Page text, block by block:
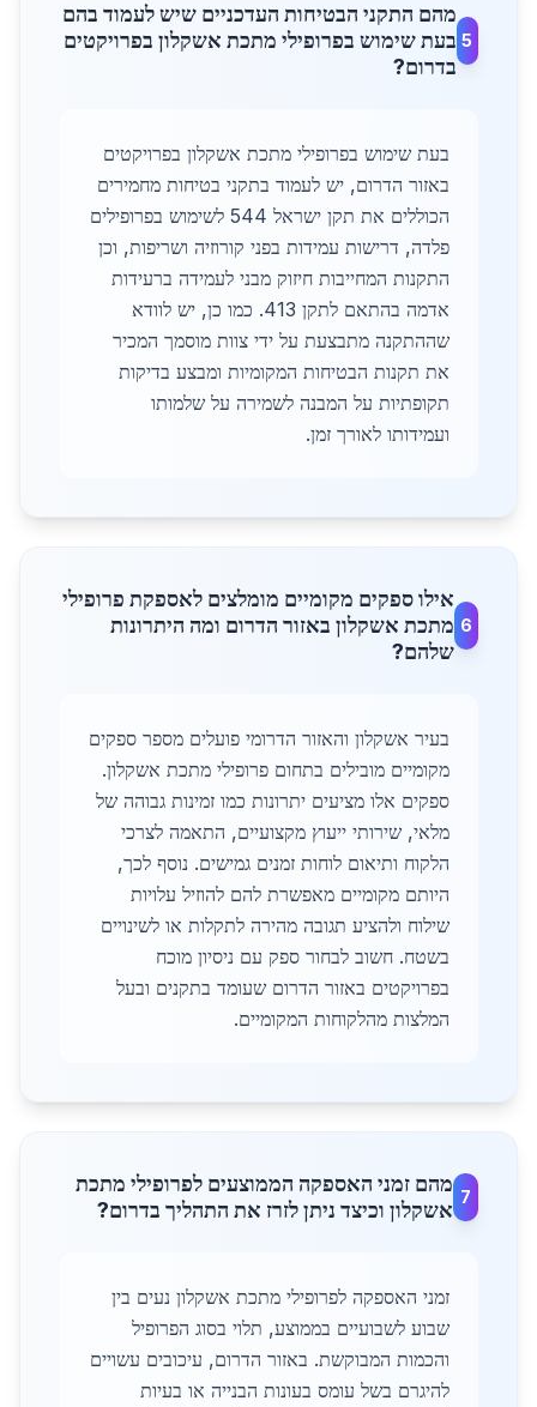
5
מהם התקני הבטיחות העדכניים שיש לעמוד בהם
בעת שימוש בפרופילי מתכת אשקלון בפרויקטים
בדרום?
בעת שימוש בפרופילי מתכת אשקלון בפרויקטים
באזור הדרום, יש לעמוד בתקני בטיחות מחמירים
הכוללים את תקן ישראל 544 לשימוש בפרופילים
פלדה, דרישות עמידות בפני קורוזיה ושריפות, וכן
התקנות המחייבות חיזוק מבני לעמידה ברעידות
אדמה בהתאם לתקן 413. כמו כן, יש לוודא
שההתקנה מתבצעת על ידי צוות מוסמך המכיר
את תקנות הבטיחות המקומיות ומבצע בדיקות
תקופתיות על המבנה לשמירה על שלמותו
ועמידותו לאורך זמן.
6
אילו ספקים מקומיים מומלצים לאספקת פרופילי
מתכת אשקלון באזור הדרום ומה היתרונות
שלהם?
בעיר אשקלון והאזור הדרומי פועלים מספר ספקים
מקומיים מובילים בתחום פרופילי מתכת אשקלון.
ספקים אלו מציעים יתרונות כמו זמינות גבוהה של
מלאי, שירותי ייעוץ מקצועיים, התאמה לצרכי
הלקוח ותיאום לוחות זמנים גמישים. נוסף לכך,
היותם מקומיים מאפשרת להם להוזיל עלויות
שילוח ולהציע תגובה מהירה לתקלות או לשינויים
בשטח. חשוב לבחור ספק עם ניסיון מוכח
בפרויקטים באזור הדרום שעומד בתקנים ובעל
המלצות מהלקוחות המקומיים.
7
מהם זמני האספקה הממוצעים לפרופילי מתכת
אשקלון וכיצד ניתן לזרז את התהליך בדרום?
זמני האספקה לפרופילי מתכת אשקלון נעים בין
שבוע לשבועיים בממוצע, תלוי בסוג הפרופיל
והכמות המבוקשת. באזור הדרום, עיכובים עשויים
להיגרם בשל עומס בעונות הבנייה או בעיות